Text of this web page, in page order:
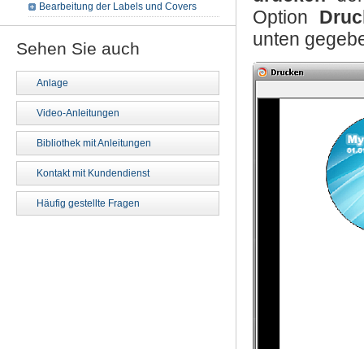
Option
unten
Bearbeitung der Labels und Covers
Sehen Sie auch
Anlage
Video-Anleitungen
Bibliothek mit Anleitungen
Kontakt mit Kundendienst
Häufig gestellte Fragen